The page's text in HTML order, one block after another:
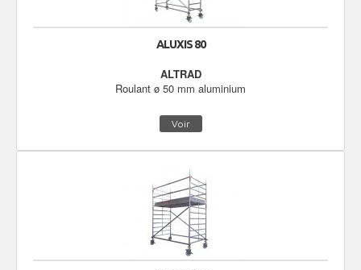
ALUXIS 80
ALTRAD
Roulant ø 50 mm aluminium
Voir